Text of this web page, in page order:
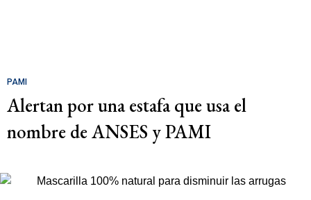
PAMI
Alertan por una estafa que usa el
nombre de ANSES y PAMI